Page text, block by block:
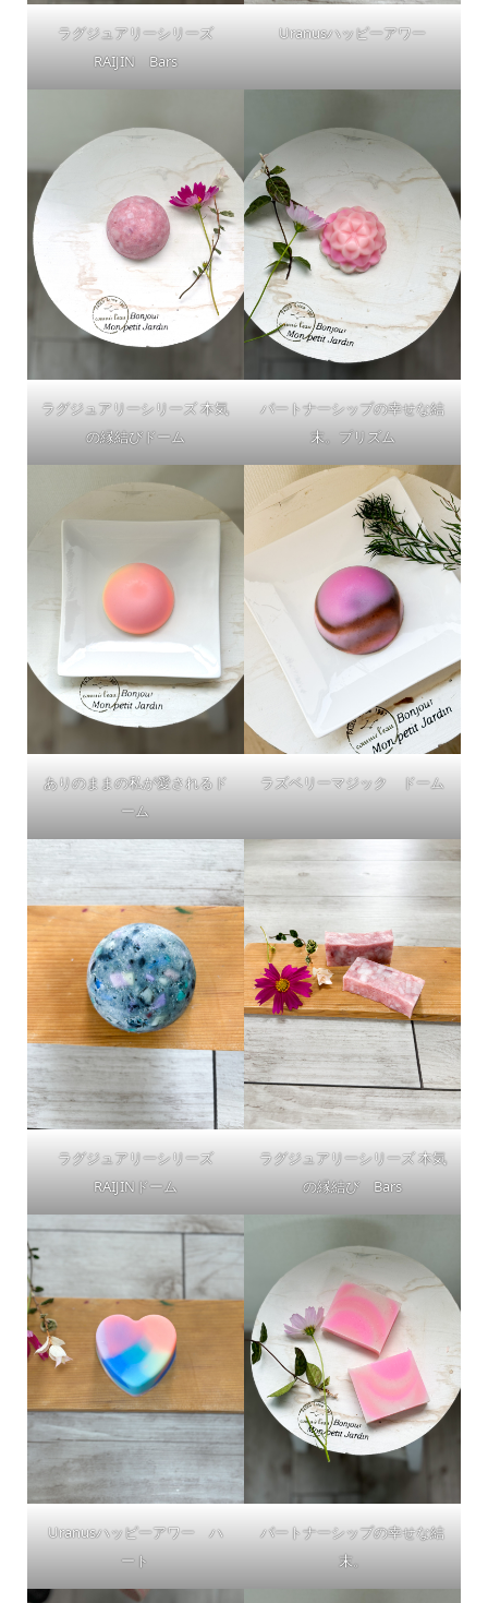
ラグジュアリーシリーズ
RAIJIN Bars
Uranusハッピーアワー
ラグジュアリーシリーズ 本気
の縁結びドーム
パートナーシップの幸せな結
末。プリズム
ありのままの私が愛されるド
ーム
ラズベリーマジック ドーム
ラグジュアリーシリーズ
RAIJINドーム
ラグジュアリーシリーズ 本気
の縁結び Bars
Uranusハッピーアワー ハ
ート
パートナーシップの幸せな結
末。